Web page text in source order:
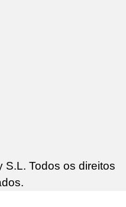
Todos os direitos